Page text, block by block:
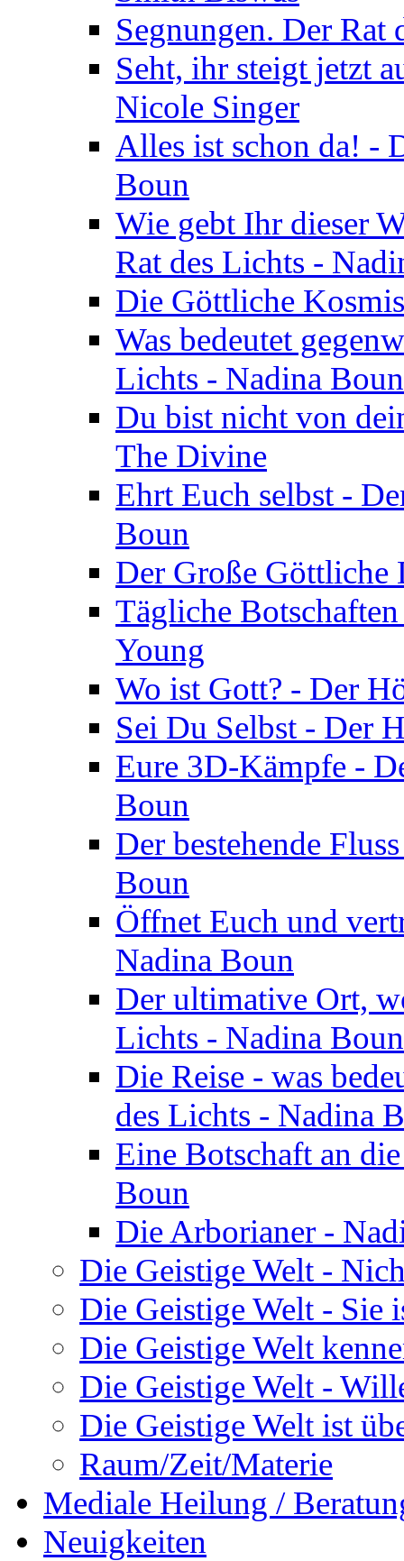
Segnungen. Der
Seht, ihr steigt jetzt
Nicole Singer
Alles ist schon da! -
Boun
Wie gebt Ihr dieser
Rat des Lichts -
Die Göttliche
Was bedeutet
Lichts - Nadina Boun
Du bist nicht von
The Divine
Ehrt Euch selbst -
Boun
Der Große
Tägliche
Young
Wo ist Gott? - Der
Sei Du Selbst - Der
Eure 3D-Kämpfe -
Boun
Der bestehende
Boun
Öffnet Euch und
Nadina Boun
Der ultimative Ort,
Lichts - Nadina Boun
Die Reise - was
des Lichts - Nadina
Eine Botschaft an
Boun
Die Arborianer -
Die Geistige Welt -
Die Geistige Welt - Sie
Die Geistige Welt
Die Geistige Welt -
Die Geistige Welt ist
Raum/Zeit/Materie
Mediale Heilung /
Neuigkeiten